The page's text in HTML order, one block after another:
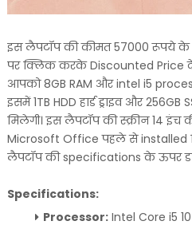
इस लैपटॉप की कीमत 57000 रूपये के
पर क्लिक करके Discounted Price
आपको 8GB RAM और intel i5
इसमें 1TB HDD हार्ड ड्राइव और
मिलेगी। इस लैपटॉप की स्क्रीन 14
Microsoft Office पहले से
लैपटॉप की specifications के ऊपर
Specifications:
Processor:Intel Core i5